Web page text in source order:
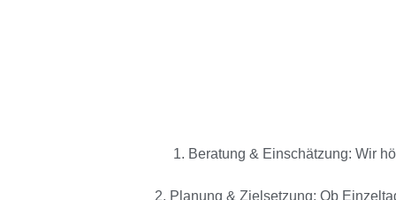
1. Beratung & Einschätzung: Wir
2. Planung & Zielsetzung: Ob